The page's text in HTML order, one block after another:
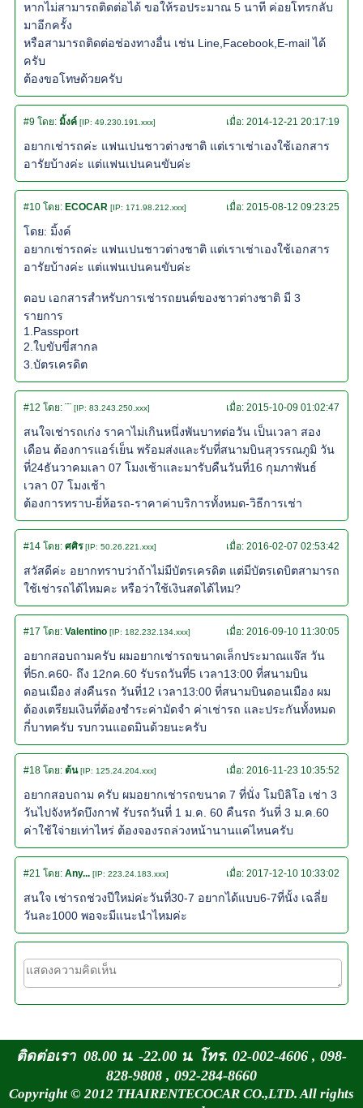
หากไม่สามารถติดต่อได้ ขอให้รอประมาณ 5 นาที ค่อยโทรกลับ
มาอีกครั้ง
หรือสามารถติดต่อช่องทางอื่น เช่น Line,Facebook,E-mail ได้
ครับ
ต้องขอโทษด้วยครับ
#9โดย: มิ้งค์ [IP: 49.230.191.xxx] เมื่อ:2014-12-21 20:17:19
อยากเช่ารถค่ะ แฟนเปนชาวต่างชาติ แต่เราเช่าเองใช้เอกสาร
อารัยบ้างค่ะ แต่แฟนเปนคนขับค่ะ
#10โดย: ECOCAR [IP: 171.98.212.xxx] เมื่อ:2015-08-12 09:23:25
โดย: มิ้งค์
อยากเช่ารถค่ะ แฟนเปนชาวต่างชาติ แต่เราเช่าเองใช้เอกสาร
อารัยบ้างค่ะ แต่แฟนเปนคนขับค่ะ
ตอบ เอกสารสำหรับการเช่ารถยนต์ของชาวต่างชาติ มี 3
รายการ
1.Passport
2.ใบขับขี่สากล
3.บัตรเครดิต
#12 โดย: ¨¨ [IP: 83.243.250.xxx] เมื่อ:2015-10-09 01:02:47
สนใจเช่ารถเก่ง ราคาไม่เกินหนึ่งพันบาทต่อวัน เป็นเวลา สอง
เดือน ต้องการแอร์เย็น พร้อมส่งและรับที่สนามบินสุวรรณภูมิ วัน
ที่24ธันวาคมเลา 07 โมงเช้าและมารับคืนวันที่16 กุมภาพันธ์
เวลา 07 โมงเช้า
ต้องการทราบ-ยี่ห้อรถ-ราคาค่าบริการทั้งหมด-วิธีการเช่า
#14โดย: ศศิร [IP: 50.26.221.xxx] เมื่อ:2016-02-07 02:53:42
สวัสดีค่ะ อยากทราบว่าถ้าไม่มีบัตรเครดิต แต่มีบัตรเดบิตสามารถ
ใช้เช่ารถได้ไหมคะ หรือว่าใช้เงินสดได้ไหม?
#17 โดย: Valentino [IP: 182.232.134.xxx] เมื่อ:2016-09-10 11:30:05
อยากสอบถามครับ ผมอยากเช่ารถขนาดเล็กประมาณแจ๊ส วัน
ที่5ก.ค60- ถึง 12กค.60 รับรถวันที่5 เวลา13:00 ที่สนามบิน
ดอนเมือง ส่งคืนรถ วันที่12 เวลา13:00 ที่สนามบินดอนเมือง ผม
ต้องเตรียมเงินที่ต้องชำระค่ามัดจำ ค่าเช่ารถ และประกันทั้งหมด
กี่บาทครับ รบกวนแอดมินด้วยนะครับ
#18โดย: ต้น [IP: 125.24.204.xxx] เมื่อ:2016-11-23 10:35:52
อยากสอบถาม ครับ ผมอยากเช่ารถขนาด 7 ที่นั่ง โมบิลิโอ เช่า 3
วันไปจังหวัดบึงกาฬ รับรถวันที่ 1 ม.ค. 60 คืนรถ วันที่ 3 ม.ค.60
ค่าใช้ใจ่ายเท่าไหร่ ต้องจองรถล่วงหน้านานแค่ไหนครับ
#21 โดย: Any... [IP: 223.24.183.xxx] เมื่อ:2017-12-10 10:33:02
สนใจ เช่ารถช่วงปีใหม่ค่ะวันที่30-7 อยากได้แบบ6-7ที่นั้ง เฉลี่ย
วันละ1000 พอจะมีแนะนำไหมค่ะ
ติดต่อเรา 08.00 น. -22.00 น. โทร. 02-002-4606 , 098-
828-9808 , 092-284-8660
Copyright © 2012 THAIRENTECOCAR CO.,LTD. All rights